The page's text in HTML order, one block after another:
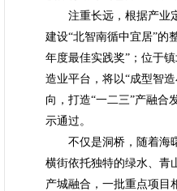
注重长远，根据产业定
建设“北智南循中宜居”的
年度最佳实践奖”；位于
造业平台，将以“成型智
向，打造“一二三”产融合
示通过。
不仅是洞桥，随着海曙
横街依托独特的绿水、青
产城融合，一批重点项目